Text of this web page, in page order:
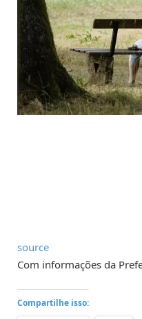
source
Com informações da
Compartilhe isso: